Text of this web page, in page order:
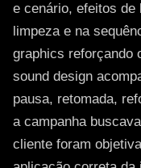
e cenário, efeitos
limpeza e na
graphics reforçando
sound design
pausa, retomada,
a campanha
cliente foram